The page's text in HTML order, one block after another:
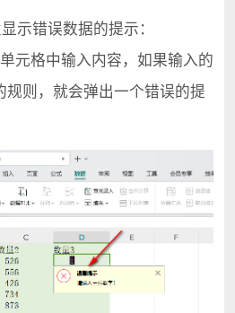
错误数据的提示：
格中输入内容，如果输入的
规则，就会弹出一个错误的提